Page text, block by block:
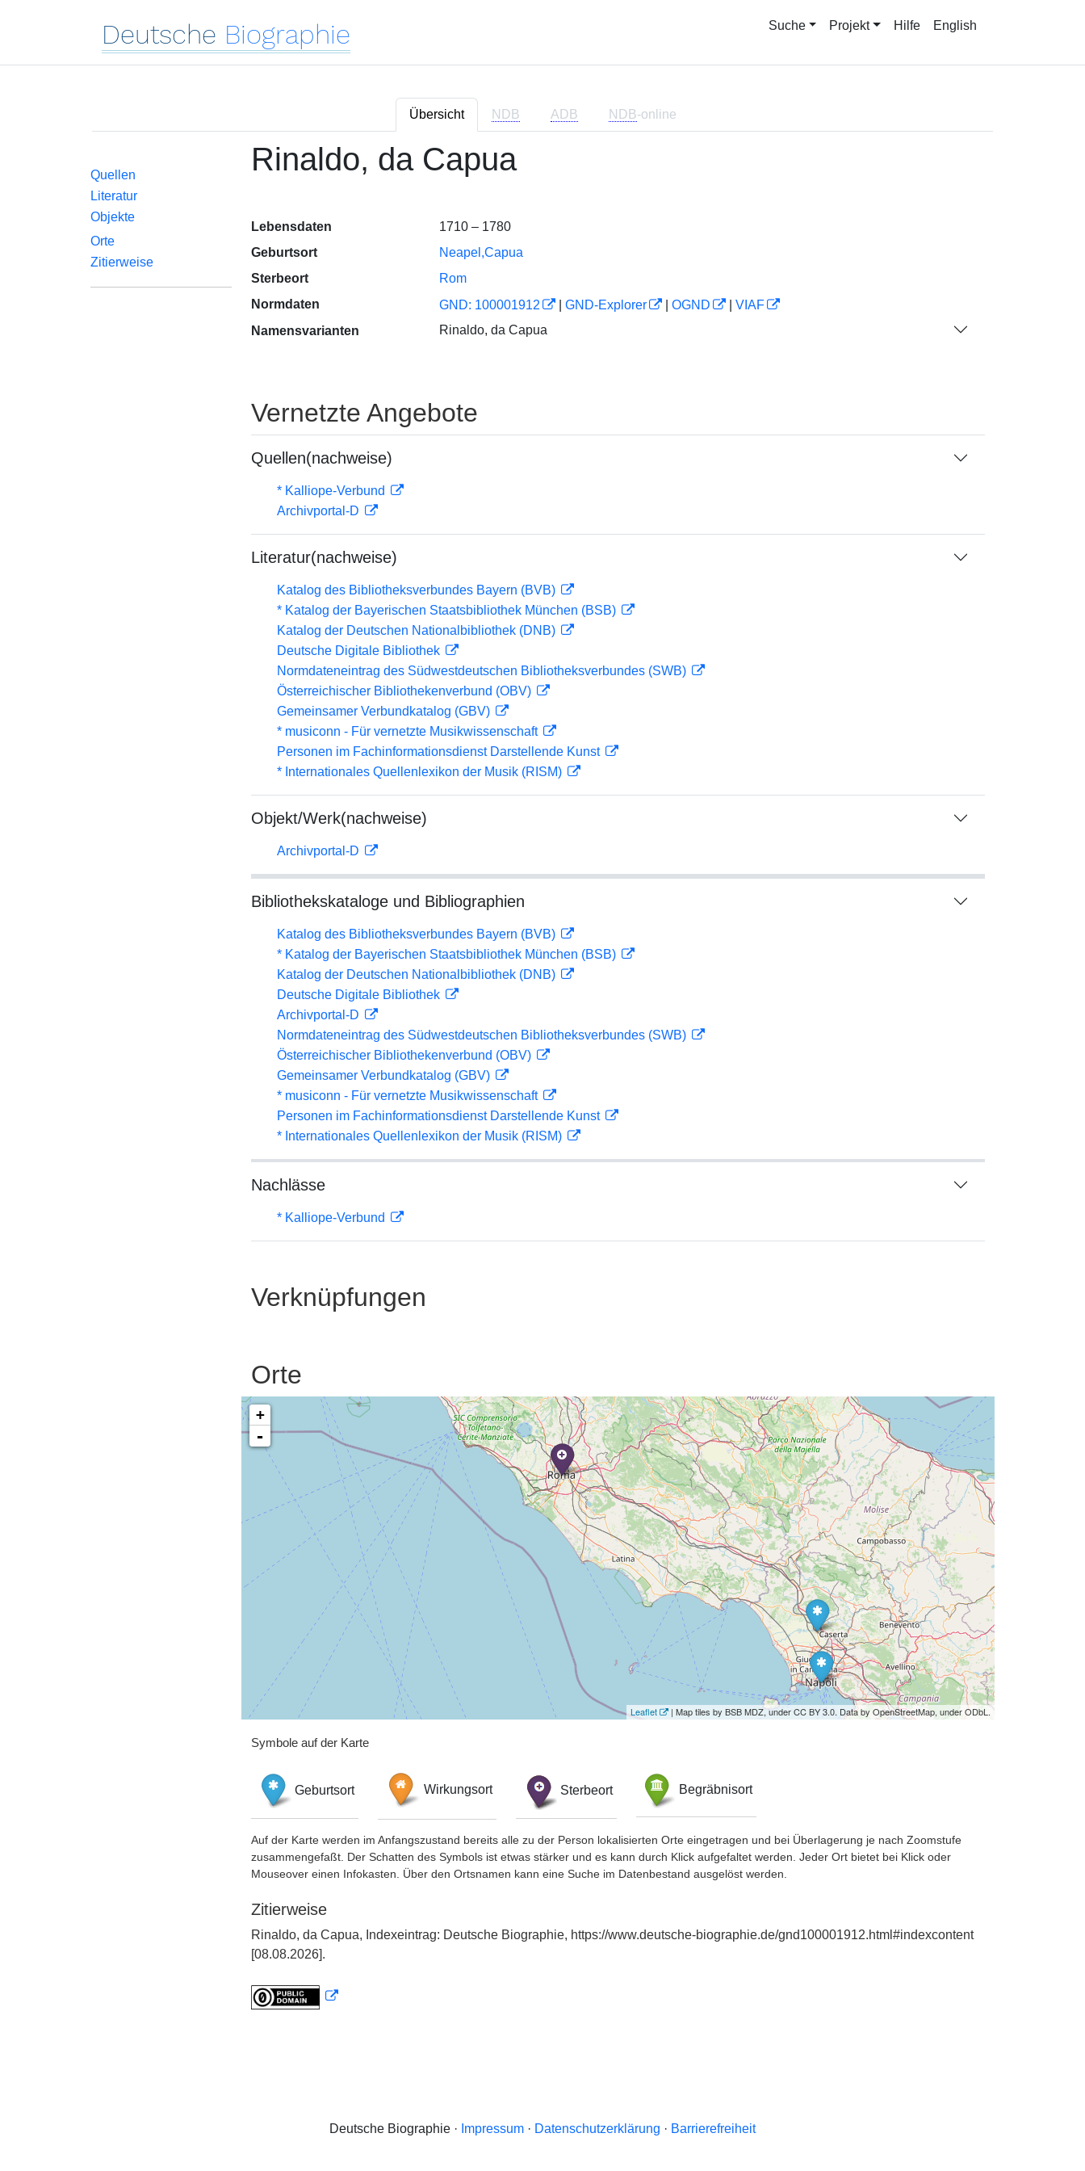
Deutsche Biographie Suche Projekt Hilfe English
Übersicht NDB ADB NDB-online
Quellen
Literatur
Objekte
Orte
Zitierweise
Rinaldo, da Capua
Lebensdaten
1710 – 1780
Geburtsort
Neapel,Capua
Sterbeort
Rom
Normdaten
GND: 100001912 GND-Explorer OGND
VIAF
Namensvarianten
Rinaldo, da Capua
Vernetzte Angebote
Quellen(nachweise)
* Kalliope-Verbund
Archivportal-D
Literatur(nachweise)
Katalog des Bibliotheksverbundes Bayern (BVB)
* Katalog der Bayerischen Staatsbibliothek München (BSB)
Katalog der Deutschen Nationalbibliothek (DNB)
Deutsche Digitale Bibliothek
Normdateneintrag des Südwestdeutschen Bibliotheksverbundes (SWB)
Österreichischer Bibliothekenverbund (OBV)
Gemeinsamer Verbundkatalog (GBV)
* musiconn - Für vernetzte Musikwissenschaft
Personen im Fachinformationsdienst Darstellende Kunst
* Internationales Quellenlexikon der Musik (RISM)
Objekt/Werk(nachweise)
Archivportal-D
Bibliothekskataloge und Bibliographien
Katalog des Bibliotheksverbundes Bayern (BVB)
* Katalog der Bayerischen Staatsbibliothek München (BSB)
Katalog der Deutschen Nationalbibliothek (DNB)
Deutsche Digitale Bibliothek
Archivportal-D
Normdateneintrag des Südwestdeutschen Bibliotheksverbundes (SWB)
Österreichischer Bibliothekenverbund (OBV)
Gemeinsamer Verbundkatalog (GBV)
* musiconn - Für vernetzte Musikwissenschaft
Personen im Fachinformationsdienst Darstellende Kunst
* Internationales Quellenlexikon der Musik (RISM)
Nachlässe
* Kalliope-Verbund
Verknüpfungen
Orte
+
-
Leaflet | Map tiles by BSB MDZ, under CC BY 3.0. Data by OpenStreetMap, under ODbL.
Symbole auf der Karte
Geburtsort Wirkungsort Sterbeort Begräbnisort
Auf der Karte werden im Anfangszustand bereits alle zu der Person lokalisierten Orte eingetragen und bei Überlagerung je nach Zoomstufe
zusammengefaßt. Der Schatten des Symbols ist etwas stärker und es kann durch Klick aufgefaltet werden. Jeder Ort bietet bei Klick oder
Mouseover einen Infokasten. Über den Ortsnamen kann eine Suche im Datenbestand ausgelöst werden.
Zitierweise
Rinaldo, da Capua, Indexeintrag: Deutsche Biographie, https://www.deutsche-biographie.de/gnd100001912.html#indexcontent
[08.08.2026].
Deutsche Biographie · Impressum · Datenschutzerklärung · Barrierefreiheit